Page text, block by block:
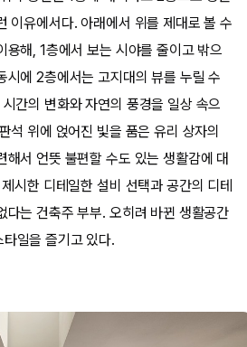
이유에서다. 아래에서 위를 제대로 볼 수
용해, 1층에서 보는 시야를 줄이고 밖으
시에 2층에서는 고지대의 뷰를 누릴 수
간의 변화와 자연의 풍경을 일상 속으
석 위에 얹어진 빛을 품은 유리 상자의
해서 언뜻 불편할 수도 있는 생활감에 대
시한 디테일한 설비 선택과 공간의 디테
다는 건축주 부부. 오히려 바뀐 생활공간
일을 즐기고 있다.